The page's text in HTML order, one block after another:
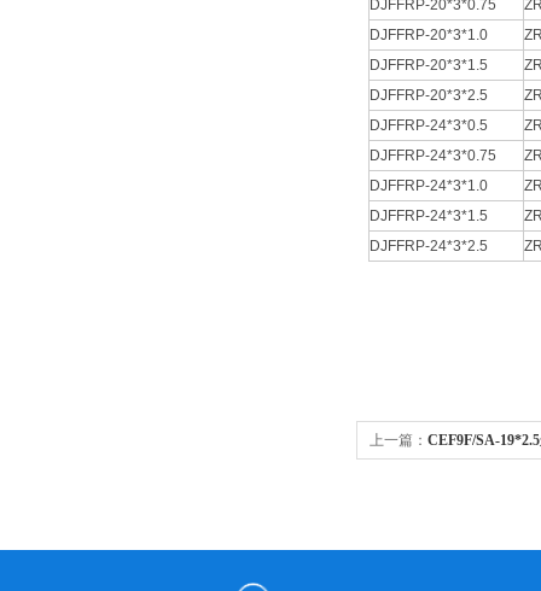
DJFFRP-20*3*0.75
DJFFRP-20*3*1.0
DJFFRP-20*3*1.5
DJFFRP-20*3*2.5
DJFFRP-24*3*0.5
DJFFRP-24*3*0.75
DJFFRP-24*3*1.0
DJFFRP-24*3*1.5
DJFFRP-24*3*2.5
上一篇： CEF9F/SA-